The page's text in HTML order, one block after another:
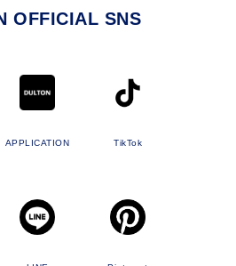
OFFICIAL SNS
APPLICATION TikTok